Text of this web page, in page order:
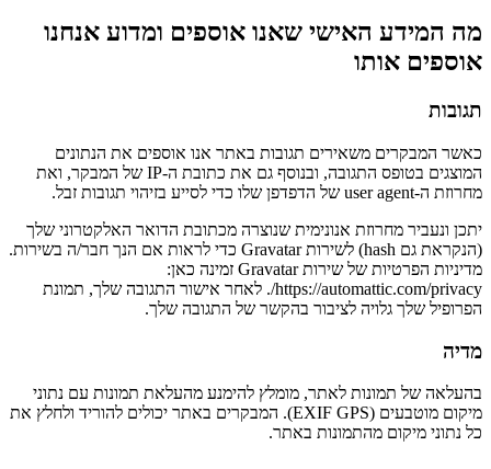
מה המידע האישי שאנו אוספים ומדוע אנחנו
אוספים אותו
תגובות
כאשר המבקרים משאירים תגובות באתר אנו אוספים את הנתונים
המוצגים בטופס התגובה, ובנוסף גם את כתובת ה-IP של המבקר, ואת
מחרוזת ה-user agent של הדפדפן שלו כדי לסייע בזיהוי תגובות זבל.
יתכן ונעביר מחרוזת אנונימית שנוצרה מכתובת הדואר האלקטרוני שלך
(הנקראת גם hash) לשירות Gravatar כדי לראות אם הנך חבר/ה בשירות.
מדיניות הפרטיות של שירות Gravatar זמינה כאן:
https://automattic.com/privacy/. לאחר אישור התגובה שלך, תמונת
הפרופיל שלך גלויה לציבור בהקשר של התגובה שלך.
מדיה
בהעלאה של תמונות לאתר, מומלץ להימנע מהעלאת תמונות עם נתוני
מיקום מוטבעים (EXIF GPS). המבקרים באתר יכולים להוריד ולחלץ את
כל נתוני מיקום מהתמונות באתר.